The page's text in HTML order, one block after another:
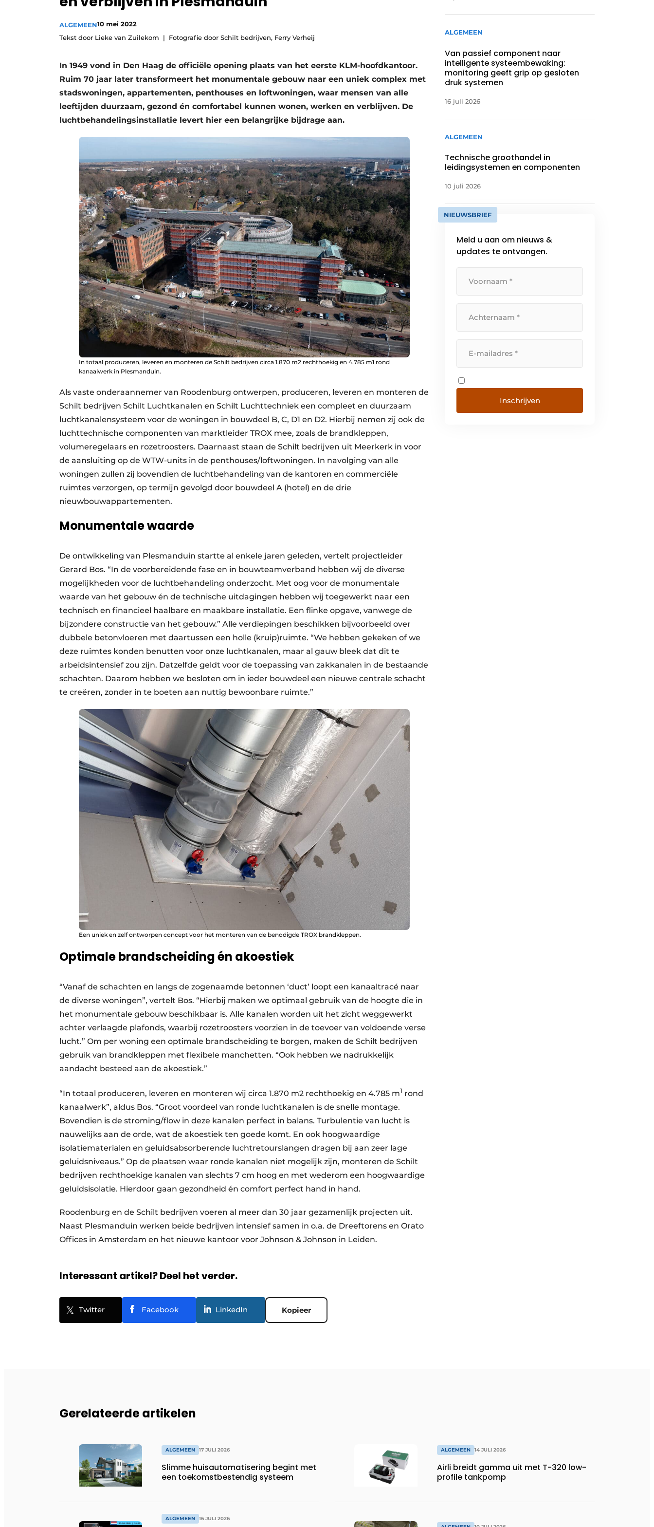
Vacatures
Video’s
ALGEMEEN10 mei 2022
Tekst door Lieke van Zuilekom
Fotografie door Schilt bedrijven, Ferry Verheij
In 1949 vond in Den Haag de officiële opening plaats van het eerste KLM-hoofdkantoor.
Ruim 70 jaar later transformeert het monumentale gebouw naar een uniek complex met
stadswoningen, appartementen, penthouses en loftwoningen, waar mensen van alle
leeftijden duurzaam, gezond én comfortabel kunnen wonen, werken en verblijven. De
luchtbehandelingsinstallatie levert hier een belangrijke bijdrage aan.
In totaal produceren, leveren en monteren de Schilt bedrijven circa 1.870 m2 rechthoekig en 4.785 m1 rond
kanaalwerk in Plesmanduin.
Als vaste onderaannemer van Roodenburg ontwerpen, produceren, leveren en monteren de
Schilt bedrijven Schilt Luchtkanalen en Schilt Luchttechniek een compleet en duurzaam
luchtkanalensysteem voor de woningen in bouwdeel B, C, D1 en D2. Hierbij nemen zij ook de
luchttechnische componenten van marktleider TROX mee, zoals de brandkleppen,
volumeregelaars en rozetroosters. Daarnaast staan de Schilt bedrijven uit Meerkerk in voor
de aansluiting op de WTW-units in de penthouses/loftwoningen. In navolging van alle
woningen zullen zij bovendien de luchtbehandeling van de kantoren en commerciële
ruimtes verzorgen, op termijn gevolgd door bouwdeel A (hotel) en de drie
nieuwbouwappartementen.
Monumentale waarde
De ontwikkeling van Plesmanduin startte al enkele jaren geleden, vertelt projectleider
Gerard Bos. “In de voorbereidende fase en in bouwteamverband hebben wij de diverse
mogelijkheden voor de luchtbehandeling onderzocht. Met oog voor de monumentale
waarde van het gebouw én de technische uitdagingen hebben wij toegewerkt naar een
technisch en financieel haalbare en maakbare installatie. Een flinke opgave, vanwege de
bijzondere constructie van het gebouw.” Alle verdiepingen beschikken bijvoorbeeld over
dubbele betonvloeren met daartussen een holle (kruip)ruimte. “We hebben gekeken of we
deze ruimtes konden benutten voor onze luchtkanalen, maar al gauw bleek dat dit te
arbeidsintensief zou zijn. Datzelfde geldt voor de toepassing van zakkanalen in de bestaande
schachten. Daarom hebben we besloten om in ieder bouwdeel een nieuwe centrale schacht
te creëren, zonder in te boeten aan nuttig bewoonbare ruimte.”
Een uniek en zelf ontworpen concept voor het monteren van de benodigde TROX brandkleppen.
Optimale brandscheiding én akoestiek
“Vanaf de schachten en langs de zogenaamde betonnen ‘duct’ loopt een kanaaltracé naar
de diverse woningen”, vertelt Bos. “Hierbij maken we optimaal gebruik van de hoogte die in
het monumentale gebouw beschikbaar is. Alle kanalen worden uit het zicht weggewerkt
achter verlaagde plafonds, waarbij rozetroosters voorzien in de toevoer van voldoende verse
lucht.” Om per woning een optimale brandscheiding te borgen, maken de Schilt bedrijven
gebruik van brandkleppen met flexibele manchetten. “Ook hebben we nadrukkelijk
aandacht besteed aan de akoestiek.”
“In totaal produceren, leveren en monteren wij circa 1.870 m2 rechthoekig en 4.785 m1 rond
kanaalwerk”, aldus Bos. “Groot voordeel van ronde luchtkanalen is de snelle montage.
Bovendien is de stroming/flow in deze kanalen perfect in balans. Turbulentie van lucht is
nauwelijks aan de orde, wat de akoestiek ten goede komt. En ook hoogwaardige
isolatiematerialen en geluidsabsorberende luchtretourslangen dragen bij aan zeer lage
geluidsniveaus.” Op de plaatsen waar ronde kanalen niet mogelijk zijn, monteren de Schilt
bedrijven rechthoekige kanalen van slechts 7 cm hoog en met wederom een hoogwaardige
geluidsisolatie. Hierdoor gaan gezondheid én comfort perfect hand in hand.
Roodenburg en de Schilt bedrijven voeren al meer dan 30 jaar gezamenlijk projecten uit.
Naast Plesmanduin werken beide bedrijven intensief samen in o.a. de Dreeftorens en Orato
Offices in Amsterdam en het nieuwe kantoor voor Johnson & Johnson in Leiden.
Interessant artikel? Deel het verder.
Twitter Facebook LinkedIn Kopieer
ALGEMEEN
Van passief component naar
intelligente systeembewaking:
monitoring geeft grip op gesloten
druk systemen
16 juli 2026
ALGEMEEN
Technische groothandel in
leidingsystemen en componenten
10 juli 2026
NIEUWSBRIEF
Meld u aan om nieuws &
updates te ontvangen.
Inschrijven
Gerelateerde artikelen
ALGEMEEN 17 JULI 2026
Slimme huisautomatisering begint met
een toekomstbestendig systeem
ALGEMEEN 16 JULI 2026
ALGEMEEN 14 JULI 2026
Airli breidt gamma uit met T-320 low-
profile tankpomp